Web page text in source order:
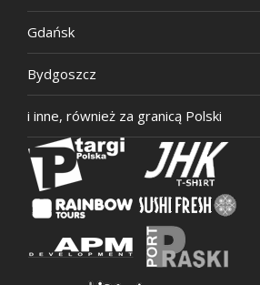
Gdańsk
Bydgoszcz
i inne, również za granicą Polski